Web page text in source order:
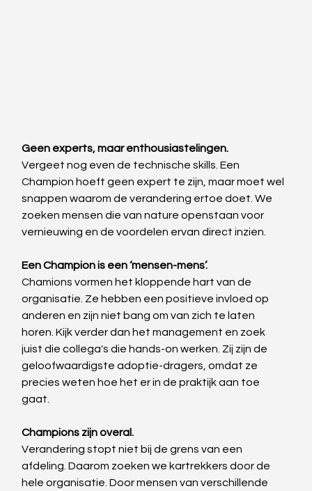
Geen experts, maar enthousiastelingen.
Vergeet nog even de technische skills. Een
Champion hoeft geen expert te zijn, maar moet wel
snappen waarom de verandering ertoe doet. We
zoeken mensen die van nature openstaan voor
vernieuwing en de voordelen ervan direct inzien.
Een Champion is een ‘mensen-mens’.
Chamions vormen het kloppende hart van de
organisatie. Ze hebben een positieve invloed op
anderen en zijn niet bang om van zich te laten
horen. Kijk verder dan het management en zoek
juist die collega's die hands-on werken. Zij zijn de
geloofwaardigste adoptie-dragers, omdat ze
precies weten hoe het er in de praktijk aan toe
gaat.
Champions zijn overal.
Verandering stopt niet bij de grens van een
afdeling. Daarom zoeken we kartrekkers door de
hele organisatie. Door mensen van verschillende